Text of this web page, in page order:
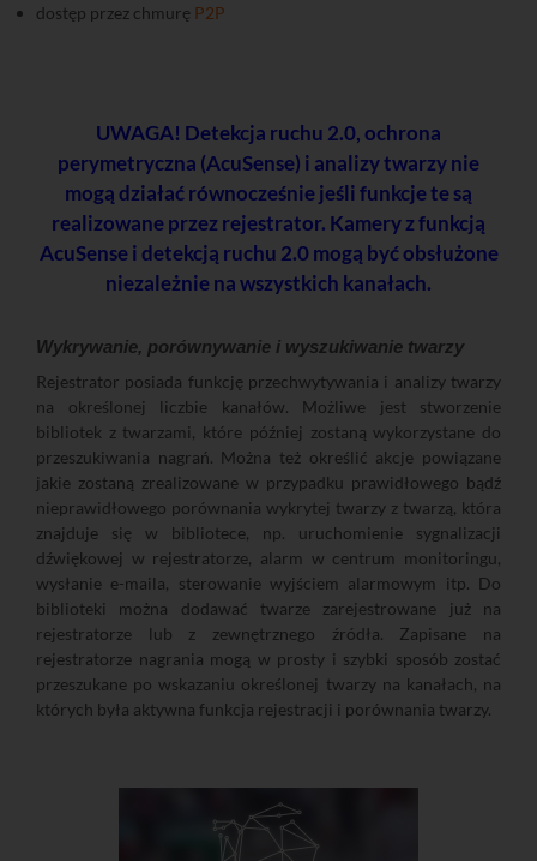
dostęp przez chmurę P2P
UWAGA! Detekcja ruchu 2.0, ochrona
perymetryczna (AcuSense) i analizy twarzy nie
mogą działać równocześnie jeśli funkcje te są
realizowane przez rejestrator. Kamery z funkcją
AcuSense i detekcją ruchu 2.0 mogą być obsłużone
niezależnie na wszystkich kanałach.
Wykrywanie, porównywanie i wyszukiwanie twarzy
Rejestrator posiada funkcję przechwytywania i analizy twarzy
na określonej liczbie kanałów. Możliwe jest stworzenie
bibliotek z twarzami, które później zostaną wykorzystane do
przeszukiwania nagrań. Można też określić akcje powiązane
jakie zostaną zrealizowane w przypadku prawidłowego bądź
nieprawidłowego porównania wykrytej twarzy z twarzą, która
znajduje się w bibliotece, np. uruchomienie sygnalizacji
dźwiękowej w rejestratorze, alarm w centrum monitoringu,
wysłanie e-maila, sterowanie wyjściem alarmowym itp. Do
biblioteki można dodawać twarze zarejestrowane już na
rejestratorze lub z zewnętrznego źródła. Zapisane na
rejestratorze nagrania mogą w prosty i szybki sposób zostać
przeszukane po wskazaniu określonej twarzy na kanałach, na
których była aktywna funkcja rejestracji i porównania twarzy.